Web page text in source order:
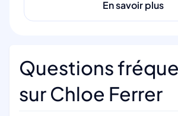
En savoir plus
Questions
sur Chloe Ferrer